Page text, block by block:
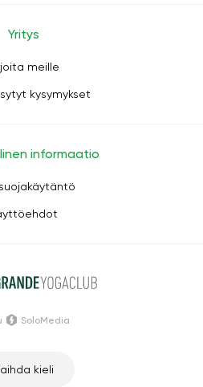
Yritys
meille
kysymykset
informaatio
kieli
SoloMedia